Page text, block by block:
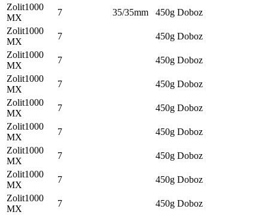
Zolit1000
MX
7 35/35mm 450g Doboz
Zolit1000
MX
7 450g Doboz
Zolit1000
MX
7 450g Doboz
Zolit1000
MX
7 450g Doboz
Zolit1000
MX
7 450g Doboz
Zolit1000
MX
7 450g Doboz
Zolit1000
MX
7 450g Doboz
Zolit1000
MX
7 450g Doboz
Zolit1000
MX
7 450g Doboz